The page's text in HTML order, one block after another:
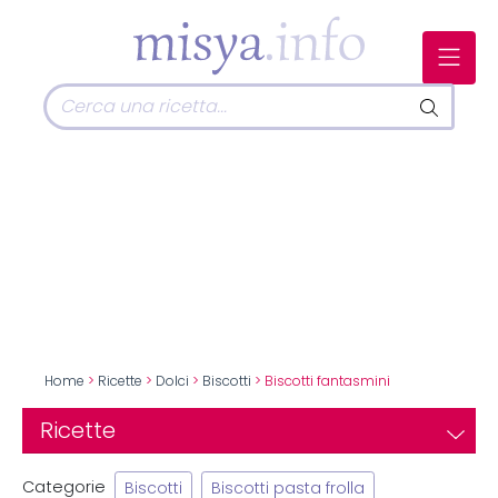
Home > Ricette > Dolci > Biscotti > Biscotti fantasmini
Ricette
Categorie Biscotti Biscotti pasta frolla